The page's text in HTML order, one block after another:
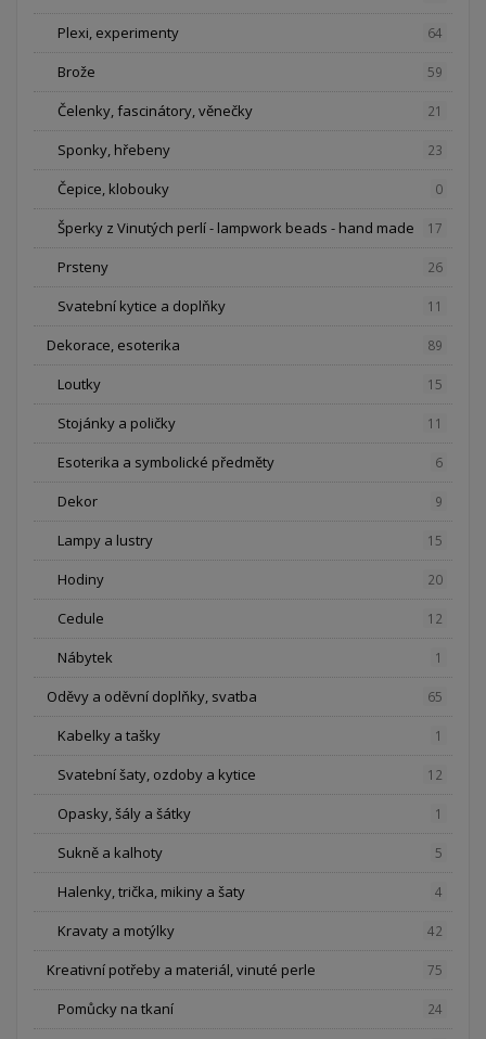
Plexi, experimenty 64
Brože 59
Čelenky, fascinátory, věnečky 21
Sponky, hřebeny 23
Čepice, klobouky 0
Šperky z Vinutých perlí - lampwork beads - hand made 17
Prsteny 26
Svatební kytice a doplňky 11
Dekorace, esoterika 89
Loutky 15
Stojánky a poličky 11
Esoterika a symbolické předměty 6
Dekor 9
Lampy a lustry 15
Hodiny 20
Cedule 12
Nábytek 1
Oděvy a oděvní doplňky, svatba 65
Kabelky a tašky 1
Svatební šaty, ozdoby a kytice 12
Opasky, šály a šátky 1
Sukně a kalhoty 5
Halenky, trička, mikiny a šaty 4
Kravaty a motýlky 42
Kreativní potřeby a materiál, vinuté perle 75
Pomůcky na tkaní 24